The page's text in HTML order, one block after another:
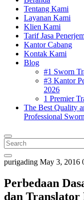
Tentang Kami
Layanan Kami
Klien Kami
Tarif Jasa
Kantor Cabang
Kontak Kami
Blog
#1 Sworn
#3 Kantor
2026
1 Premier
The Best Quality
Professional
Close
Menu
Search
for:
purigading May 3, 2016
Perbedaan
dan Translator